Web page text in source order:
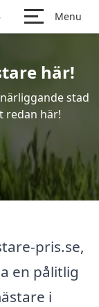
Menu
här!
stad
redan här!
pris.se,
en pålitlig
i